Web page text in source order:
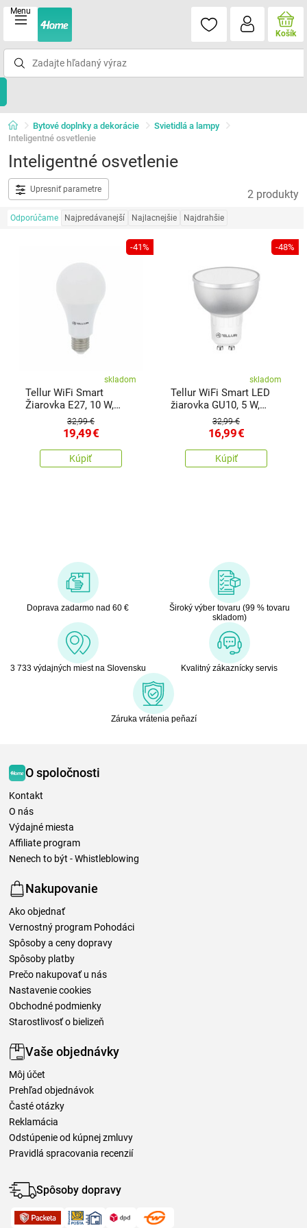
Menu
Košík
Bytové doplnky a dekorácie
Svietidlá a lampy
Inteligentné osvetlenie
Inteligentné osvetlenie
Upresniť parametre 2 produkty
Odporúčame Najpredávanejší Najlacnejšie Najdrahšie
-41%
skladom
Tellur WiFi Smart
Žiarovka E27, 10 W,
teplá biela32,99 €
19,49€
Kúpiť
-48%
skladom
Tellur WiFi Smart LED
žiarovka GU10, 5 W,
teplá biela32,99 €
16,99€
Kúpiť
Doprava zadarmo nad 60 €
Široký výber tovaru (99 % tovaru
skladom)
3 733 výdajných miest na Slovensku Kvalitný zákaznícky servis
Záruka vrátenia peňazí
O spoločnosti
Kontakt
O nás
Výdajné miesta
Affiliate program
Nenech to být - Whistleblowing
Nakupovanie
Ako objednať
Vernostný program Pohodáci
Spôsoby a ceny dopravy
Spôsoby platby
Prečo nakupovať u nás
Nastavenie cookies
Obchodné podmienky
Starostlivosť o bielizeň
Vaše objednávky
Môj účet
Prehľad objednávok
Časté otázky
Reklamácia
Odstúpenie od kúpnej zmluvy
Pravidlá spracovania recenzií
Spôsoby dopravy